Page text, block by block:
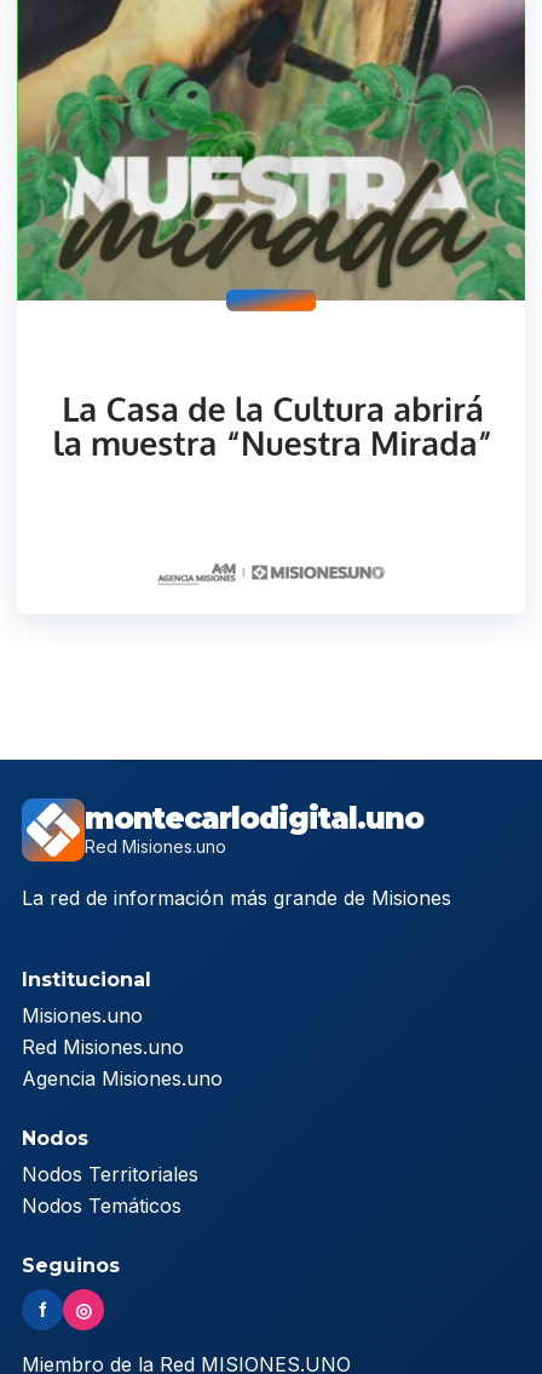
montecarlodigital.uno
Red Misiones.uno
La red de información más grande de Misiones
Institucional
Misiones.uno
Red Misiones.uno
Agencia Misiones.uno
Nodos
Nodos Territoriales
Nodos Temáticos
Seguinos
f ◎
Miembro de la Red MISIONES.UNO